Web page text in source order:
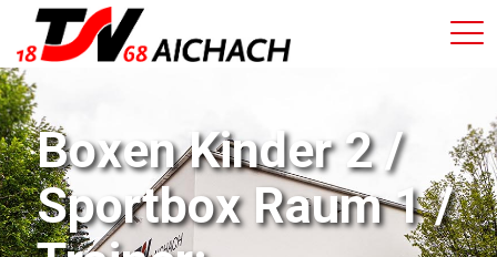
Boxen Kinder 2 /
Sportbox Raum 1 /